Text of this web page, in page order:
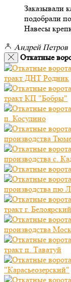
Заказывали
подобрали
Навесы
Андрей Петров
Откатные